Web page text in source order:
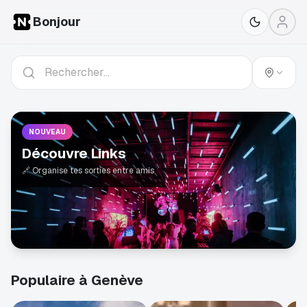
Bonjour
NOUVEAU
Découvre Links
🔗 Organise tes sorties entre amis
Populaire à Genève